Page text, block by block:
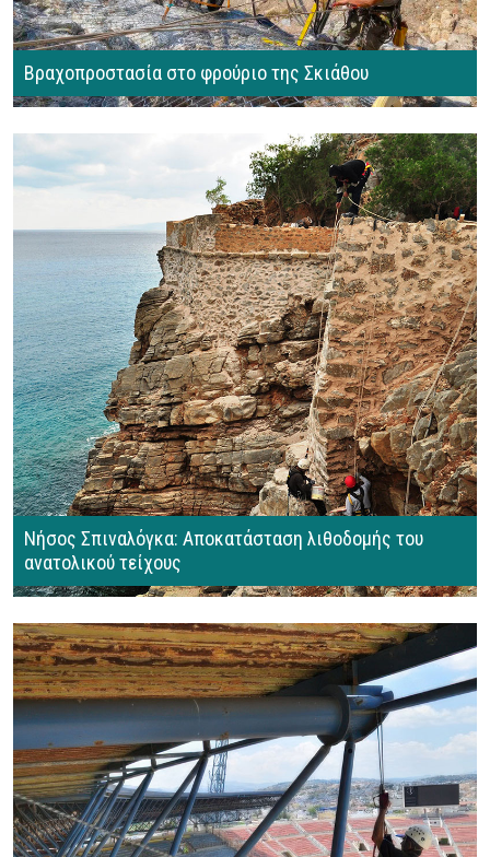
Βραχοπροστασία στο φρούριο της Σκιάθου
Νήσος Σπιναλόγκα: Αποκατάσταση λιθοδομής του
ανατολικού τείχους